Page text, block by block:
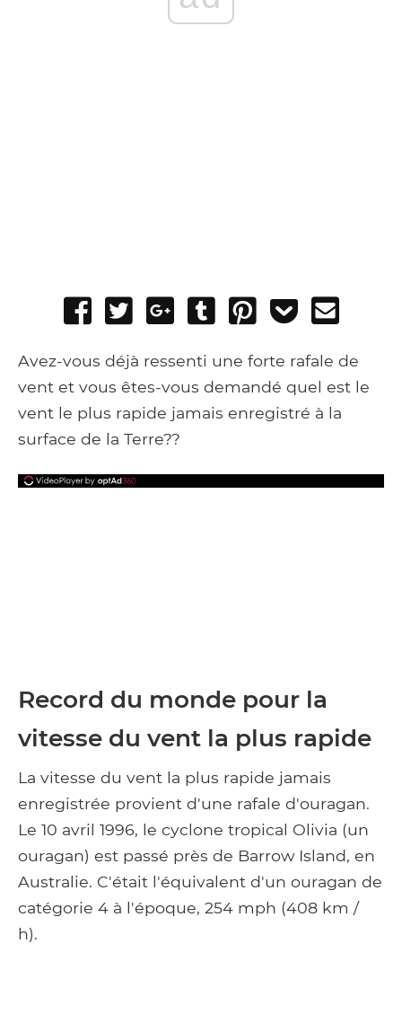
Share
Facebook
Tweet
Share
Google+
Post
Tumblr
Pin
Add
Pocket
Avez-vous déjà ressenti une forte rafale de
vent et vous êtes-vous demandé quel est le
vent le plus rapide jamais enregistré à la
surface de la Terre??
Record du monde pour la
vitesse du vent la plus rapide
La vitesse du vent la plus rapide jamais
enregistrée provient d'une rafale d'ouragan.
Le 10 avril 1996, le cyclone tropical Olivia (un
ouragan) est passé près de Barrow Island, en
Australie. C'était l'équivalent d'un ouragan de
catégorie 4 à l'époque, 254 mph (408 km /
h).